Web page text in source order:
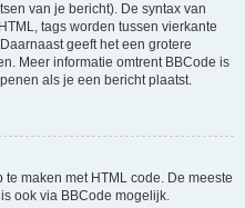
van je bericht). De syntax van
tags worden tussen vierkante
geeft het een grotere
Meer informatie omtrent BBCode is
als je een bericht plaatst.
maken met HTML code. De meeste
ook via BBCode mogelijk.